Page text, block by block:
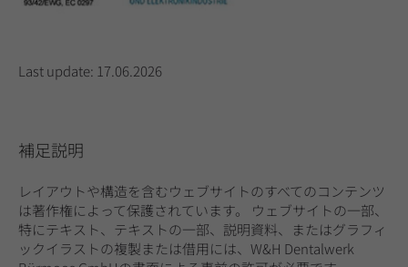
Last update: 17.06.2026
補足説明
レイアウトや構造を含むウェブサイトのすべてのコンテンツ
は著作権によって保護されています。 ウェブサイトの一部、
特にテキスト、テキストの一部、説明資料、またはグラフィ
ックイラストの複製または借用には、W&H Dentalwerk